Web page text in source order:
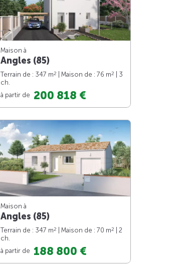
Maison à
Angles (85)
Terrain de : 347 m2 | Maison de : 76 m2
| 3
ch.
à partir de 200 818 €
Maison à
Angles (85)
Terrain de : 347 m2 | Maison de : 70 m2
| 2
ch.
à partir de 188 800 €